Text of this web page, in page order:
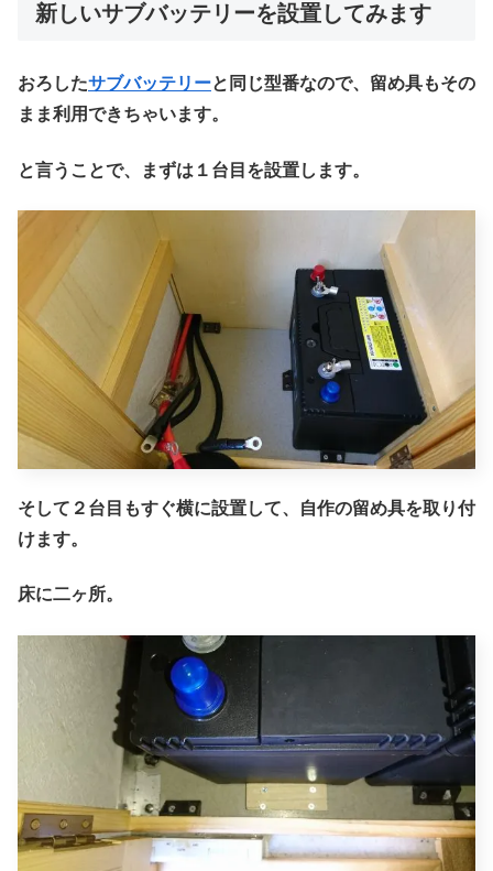
新しいサブバッテリーを設置してみます
おろしたサブバッテリーと同じ型番なので、留め具もその
まま利用できちゃいます。
と言うことで、まずは１台目を設置します。
そして２台目もすぐ横に設置して、自作の留め具を取り付
けます。
床に二ヶ所。